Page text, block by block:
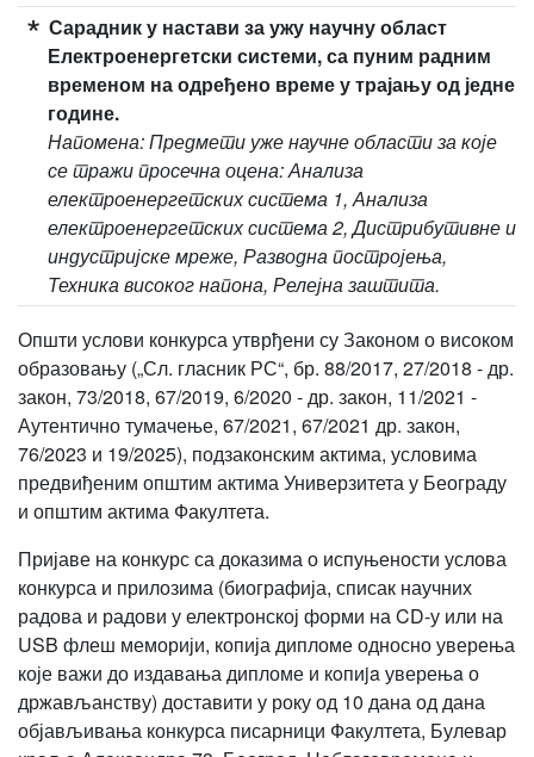
Сарадник у настави за ужу научну област
Електроенергетски системи, са пуним радним
временом на одређено време у трајању од једне
године.
Напомена: Предмети уже научне области за које
се тражи просечна оцена: Анализа
електроенергетских система 1, Анализа
електроенергетских система 2, Дистрибутивне и
индустријске мреже, Разводна постројења,
Техника високог напона, Релејна заштита.
Општи услови конкурса утврђени су Законом о високом
образовању („Сл. гласник РС“, бр. 88/2017, 27/2018 - др.
закон, 73/2018, 67/2019, 6/2020 - др. закон, 11/2021 -
Аутентично тумачење, 67/2021, 67/2021 др. закон,
76/2023 и 19/2025), подзаконским актима, условима
предвиђеним општим актима Универзитета у Београду
и општим актима Факултета.
Пријаве на конкурс са доказима о испуњености услова
конкурса и прилозима (биографија, списак научних
радова и радови у електронској форми на CD-у или на
USB флеш меморији, копија дипломе односно уверења
које важи до издавања дипломе и кoпиja уверењa о
држављанству) доставити у року од 10 дана од дана
објављивања конкурса писарници Факултета, Булевар